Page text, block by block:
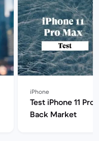
iPhone
Test iPhone 11 Pro
Back Market